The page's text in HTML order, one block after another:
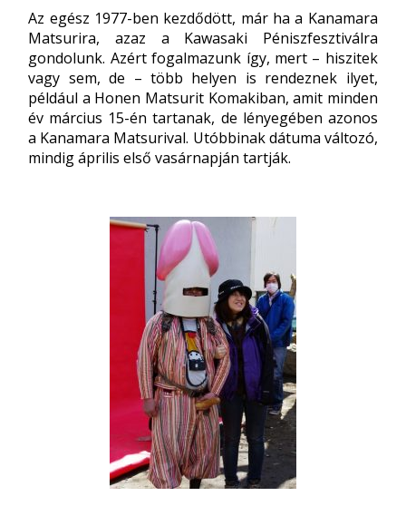
Az egész 1977-ben kezdődött, már ha a Kanamara
Matsurira, azaz a Kawasaki Péniszfesztiválra
gondolunk. Azért fogalmazunk így, mert – hiszitek
vagy sem, de – több helyen is rendeznek ilyet,
például a Honen Matsurit Komakiban, amit minden
év március 15-én tartanak, de lényegében azonos
a Kanamara Matsurival. Utóbbinak dátuma változó,
mindig április első vasárnapján tartják.